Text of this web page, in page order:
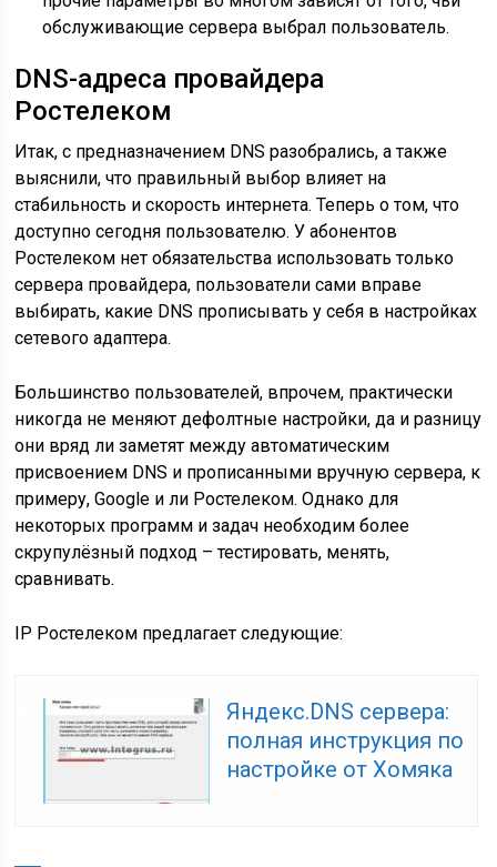
обслуживающие сервера выбрал пользователь.
DNS-адреса провайдера
Ростелеком
Итак, с предназначением DNS разобрались, а также
выяснили, что правильный выбор влияет на
стабильность и скорость интернета. Теперь о том, что
доступно сегодня пользователю. У абонентов
Ростелеком нет обязательства использовать только
сервера провайдера, пользователи сами вправе
выбирать, какие DNS прописывать у себя в настройках
сетевого адаптера.
Большинство пользователей, впрочем, практически
никогда не меняют дефолтные настройки, да и разницу
они вряд ли заметят между автоматическим
присвоением DNS и прописанными вручную сервера, к
примеру, Google и ли Ростелеком. Однако для
некоторых программ и задач необходим более
скрупулёзный подход – тестировать, менять,
сравнивать.
IP Ростелеком предлагает следующие:
Яндекс.DNS сервера:
полная инструкция по
настройке от Хомяка